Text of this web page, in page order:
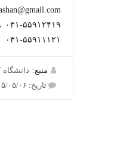
۵۵۹۱۱۱۲۱-۰۳۱ ...
منبع:دانشگاه کاشان
تاریخ: ۱۴۰۵/۰۵/۰۶
9 بازدید